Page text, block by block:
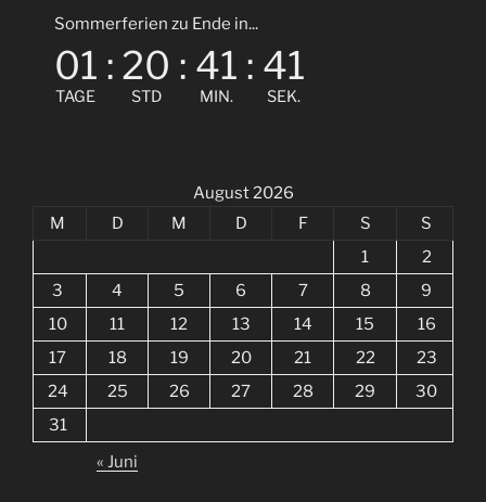
schiefging“
Sommerferien zu Ende in...
01
TAGE
: 20
STD
: 41
MIN.
: 41
SEK.
August 2026
M
D M D F S
S
1
2
3
4 5 6 7 8
9
10
11 12 13 14 15
16
17
18 19 20 21 22
23
24
25 26 27 28 29
30
31
« Juni